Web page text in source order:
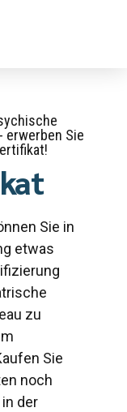
erwerben Sie
Sie in
etwas
zu
Sie
noch
der